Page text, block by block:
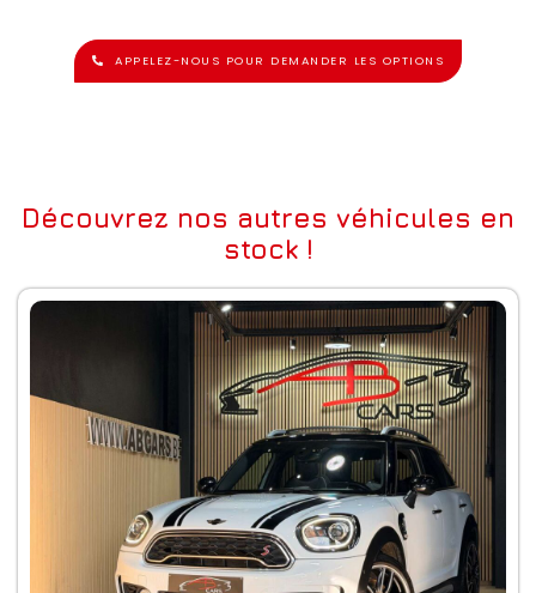
APPELEZ-NOUS POUR DEMANDER LES OPTIONS
Découvrez nos autres véhicules en
stock !